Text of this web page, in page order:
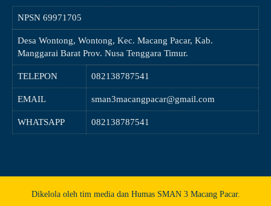
NPSN 69971705
Desa Wontong, Wontong, Kec. Macang Pacar, Kab.
Manggarai Barat Prov. Nusa Tenggara Timur.
TELEPON 082138787541
EMAIL sman3macangpacar@gmail.com
WHATSAPP 082138787541
Dikelola oleh tim media dan Humas SMAN 3 Macang Pacar.